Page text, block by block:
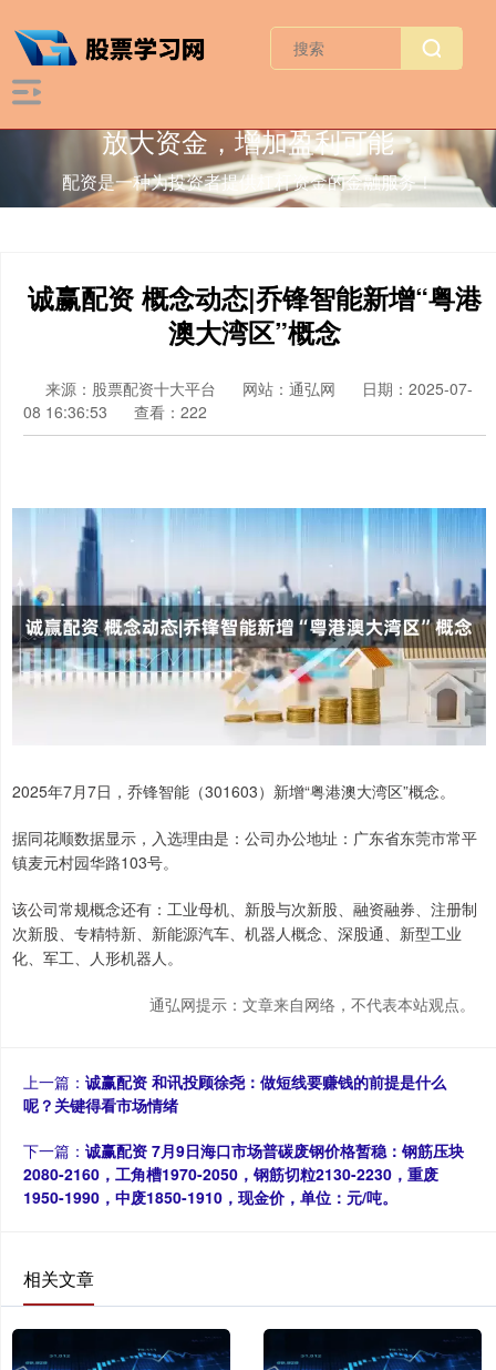
放大资金，增加盈利可能
配资是一种为投资者提供杠杆资金的金融服务！
诚赢配资 概念动态|乔锋智能新增“粤港
澳大湾区”概念
来源：股票配资十大平台 网站：通弘网
日期：2025-07-
08 16:36:53
查看：222
2025年7月7日，乔锋智能（301603）新增“粤港澳大湾区”概念。
据同花顺数据显示，入选理由是：公司办公地址：广东省东莞市常平
镇麦元村园华路103号。
该公司常规概念还有：工业母机、新股与次新股、融资融券、注册制
次新股、专精特新、新能源汽车、机器人概念、深股通、新型工业
化、军工、人形机器人。
通弘网提示：文章来自网络，不代表本站观点。
上一篇： 诚赢配资 和讯投顾徐尧：做短线要赚钱的前提是什么
呢？关键得看市场情绪
下一篇： 诚赢配资 7月9日海口市场普碳废钢价格暂稳：钢筋压块
2080-2160，工角槽1970-2050，钢筋切粒2130-2230，重废
1950-1990，中废1850-1910，现金价，单位：元/吨。
相关文章